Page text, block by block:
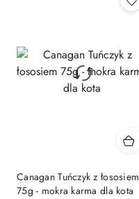
obniżką
Canagan Tuńczyk z łososiem
75g - mokra karma dla kota